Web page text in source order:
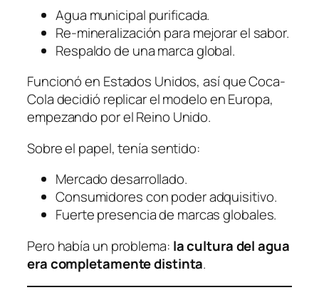
Agua municipal purificada.
Re-mineralización para mejorar el sabor.
Respaldo de una marca global.
Funcionó en Estados Unidos, así que Coca-
Cola decidió replicar el modelo en Europa,
empezando por el Reino Unido.
Sobre el papel, tenía sentido:
Mercado desarrollado.
Consumidores con poder adquisitivo.
Fuerte presencia de marcas globales.
Pero había un problema: la cultura del agua
era completamente distinta.